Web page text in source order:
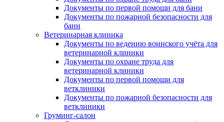
Документы по первой помощи для бани
Документы по пожарной безопасности для
бани
Ветеринарная клиника
Документы по ведению воинского учёта для
ветеринарной клиники
Документы по охране труда для
ветеринарной клиники
Документы по первой помощи для
ветклиники
Документы по пожарной безопасности для
ветклиники
Груминг-салон